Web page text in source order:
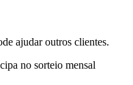
ajudar outros clientes.
no sorteio mensal